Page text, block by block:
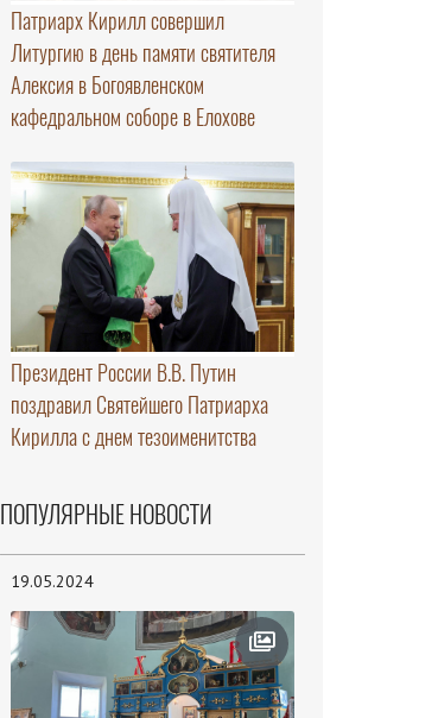
Патриарх Кирилл совершил
Литургию в день памяти святителя
Алексия в Богоявленском
кафедральном соборе в Елохове
Президент России В.В. Путин
поздравил Святейшего Патриарха
Кирилла с днем тезоименитства
ПОПУЛЯРНЫЕ НОВОСТИ
19.05.2024